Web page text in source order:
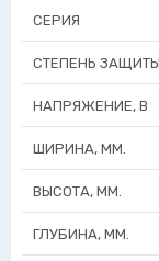
СЕРИЯ
СТЕПЕНЬ ЗАЩИТЫ
НАПРЯЖЕНИЕ, В
ШИРИНА, ММ.
ВЫСОТА, ММ.
ГЛУБИНА, ММ.